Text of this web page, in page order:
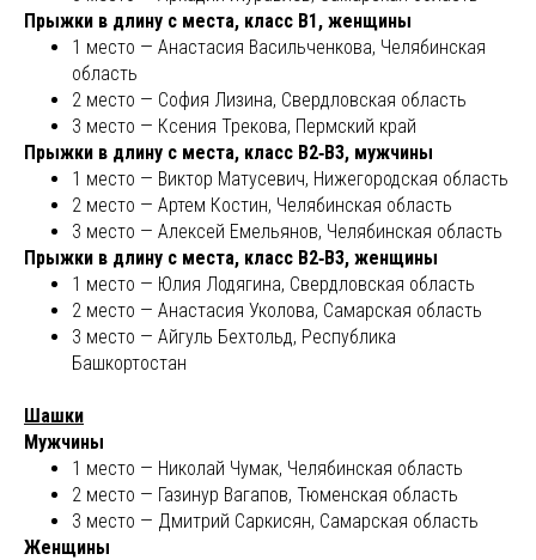
Прыжки в длину с места, класс В1, женщины
1 место — Анастасия Васильченкова, Челябинская
область
2 место — София Лизина, Свердловская область
3 место — Ксения Трекова, Пермский край
Прыжки в длину с места, класс В2‑В3, мужчины
1 место — Виктор Матусевич, Нижегородская область
2 место — Артем Костин, Челябинская область
3 место — Алексей Емельянов, Челябинская область
Прыжки в длину с места, класс В2‑В3, женщины
1 место — Юлия Лодягина, Свердловская область
2 место — Анастасия Уколова, Самарская область
3 место — Айгуль Бехтольд, Республика
Башкортостан
Шашки
Мужчины
1 место — Николай Чумак, Челябинская область
2 место — Газинур Вагапов, Тюменская область
3 место — Дмитрий Саркисян, Самарская область
Женщины